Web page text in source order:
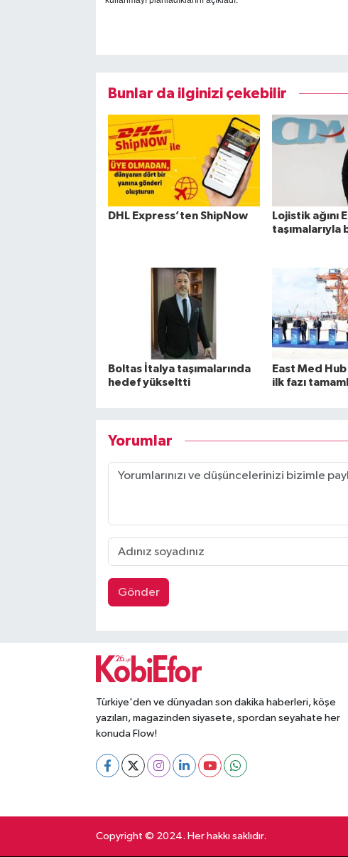
Bunlar da ilginizi çekebilir
DHL Express’ten ShipNow
Lojistik ağını
Boltas İtalya taşımalarında
hedef yükseltti
East Med Hub
ilk fazı
Yorumlar
Gönder
Türkiye'den ve dünyadan son dakika haberleri, köşe
yazıları, magazinden siyasete, spordan seyahate her
konuda Flow!
Copyright © 2024. Her hakkı saklıdır.